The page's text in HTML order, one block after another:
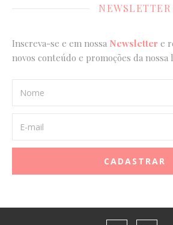
NEWSLETTER
Inscreva-se e em nossa Newsletter e
novos conteúdo e promoções da nossa